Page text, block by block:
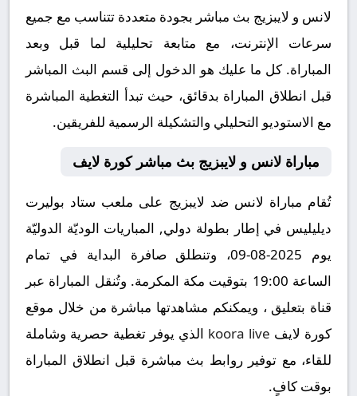
لانس و لايبزيج بث مباشر بجودة متعددة تتناسب مع جميع
سرعات الإنترنت، مع متابعة تحليلية لما قبل وبعد
المباراة. كل ما عليك هو الدخول إلى قسم البث المباشر
قبل انطلاق المباراة بدقائق، حيث تبدأ التغطية المباشرة
مع الاستوديو التحليلي والتشكيلة الرسمية للفريقين.
مباراة لانس و لايبزيج بث مباشر كورة لايف
تُقام مباراة لانس ضد لايبزيج على ملعب ستاد بوليرت
ديليليس في إطار بطولة دولي, المباريات الوديّة الدوليّة
يوم 2025-08-09، وتنطلق صافرة البداية في تمام
الساعة 19:00 بتوقيت مكة المكرمة. وتُنقل المباراة عبر
قناة بتعليق ، ويمكنكم مشاهدتها مباشرة من خلال موقع
كورة لايف koora live الذي يوفر تغطية حصرية وشاملة
للقاء، مع توفير روابط بث مباشرة قبل انطلاق المباراة
بوقت كافٍ.